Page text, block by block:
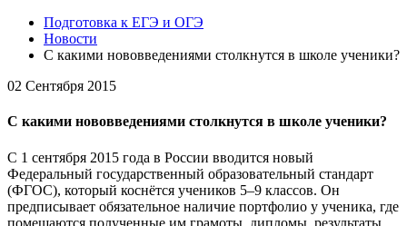
Подготовка к ЕГЭ и ОГЭ
Новости
С какими нововведениями столкнутся в школе ученики?
02 Сентября 2015
С какими нововведениями столкнутся в школе ученики?
С 1 сентября 2015 года в России вводится новый
Федеральный государственный образовательный стандарт
(ФГОС), который коснётся учеников 5–9 классов. Он
предписывает обязательное наличие портфолио у ученика, где
помещаются полученные им грамоты, дипломы, результаты